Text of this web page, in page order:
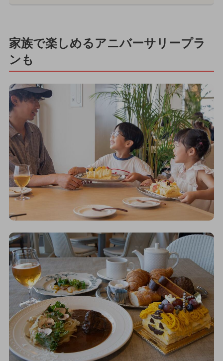
家族で楽しめるアニバーサリープラ
ンも